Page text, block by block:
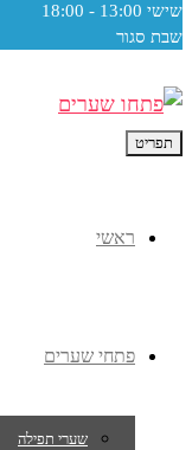
שישי 13:00 - 18:00
שבת סגור
תפריט
ראשי
פתחי שערים
שערי תפילה